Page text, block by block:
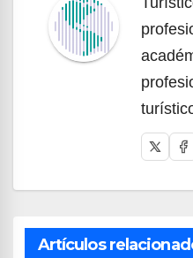
Artículos